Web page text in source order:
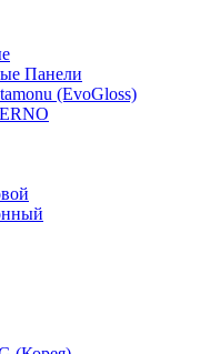
Панели
(EvoGloss)